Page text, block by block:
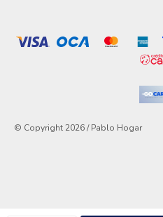
© Copyright 2026 / Pablo Hogar